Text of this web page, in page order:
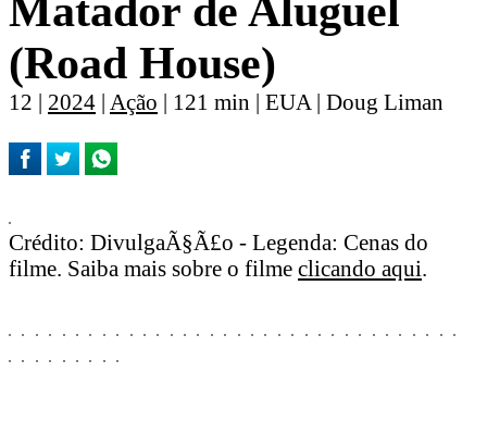
Matador de Aluguel
(Road House)
12 | 2024 | Ação | 121 min | EUA | Doug Liman
Crédito: DivulgaÃ§Ã£o - Legenda: Cenas do
filme. Saiba mais sobre o filme clicando aqui.